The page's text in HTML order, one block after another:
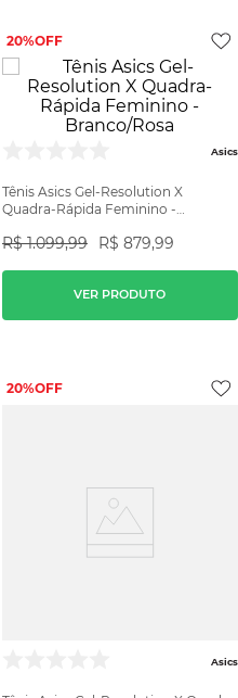
20%
Asics
Tênis Asics Gel-Resolution X
Quadra-Rápida Feminino -
R$ 1.099,99 R$ 879,99
VER PRODUTO
20%
Asics